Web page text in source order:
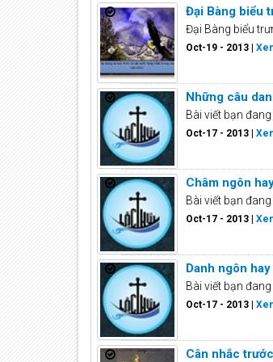
Đại Bàng biểu
Đại Bàng biểu
Oct-19 - 2013 |
Những câu
Bài viết bạn
Oct-17 - 2013 |
Châm ngôn
Bài viết bạn
Oct-17 - 2013 |
Danh ngôn
Bài viết bạn
Oct-17 - 2013 |
Cân nhắc